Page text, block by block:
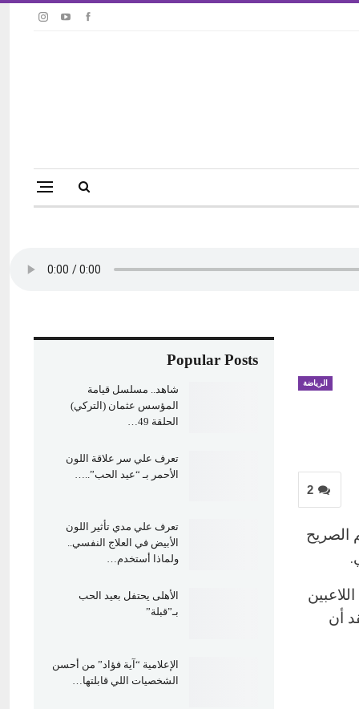
الرياضة
2
الصريح
أن
Popular Posts
شاهد.. مسلسل قيامة
المؤسس عثمان (التركي)
الحلقة 49…
تعرف علي سر علاقة اللون
الأحمر بـ “عيد الحب”..…
تعرف علي مدي تأثير اللون
الأبيض في العلاج النفسي..
ولماذا أستخدم…
الأهلى يحتفل بعيد الحب
بـ”قبلة”
الإعلامية “آية فؤاد” من أحسن
الشخصيات اللي قابلتها…